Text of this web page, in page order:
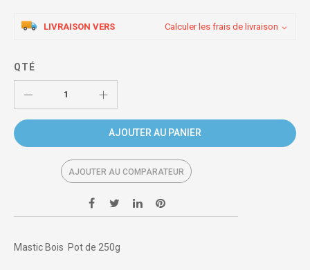
LIVRAISON VERS Calculer les frais de livraison
QTÉ
AJOUTER AU PANIER
AJOUTER AU COMPARATEUR
Mastic Bois Pot de 250g